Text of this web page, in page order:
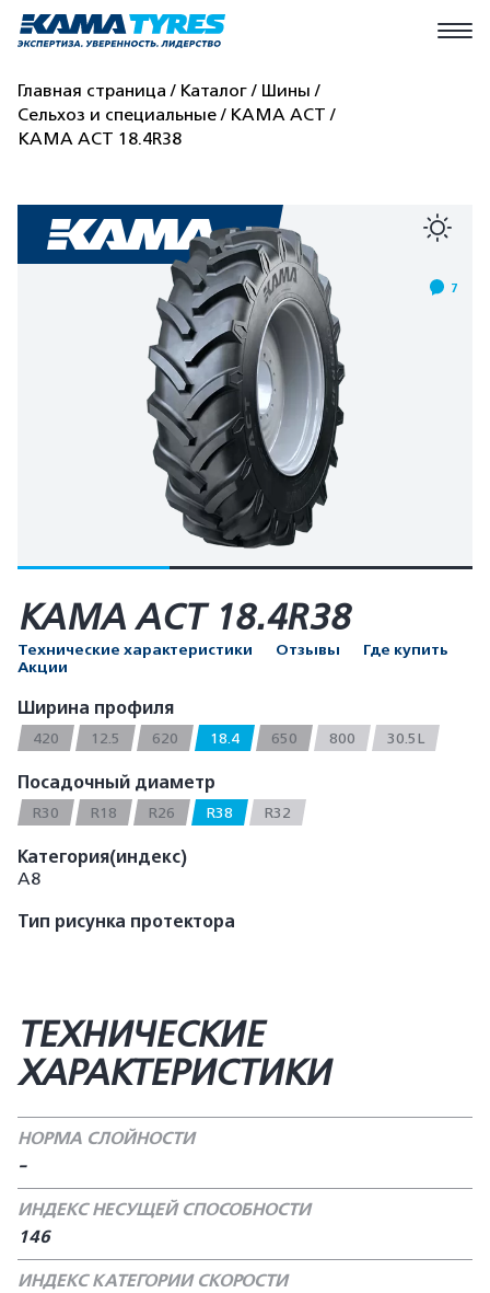
Главная страница Каталог
Шины
Сельхоз и специальные
КАМА AСT
КАМА AСT 18.4R38
7
КАМА AСT 18.4R38
Технические характеристики Отзывы
Где купить
Акции
Ширина профиля
420 12.5 620 18.4 650 800 30.5L
Посадочный диаметр
R30 R18 R26 R38 R32
Категория(индекс)
A8
Тип рисунка протектора
ТЕХНИЧЕСКИЕ
ХАРАКТЕРИСТИКИ
НОРМА СЛОЙНОСТИ
-
ИНДЕКС НЕСУЩЕЙ СПОСОБНОСТИ
146
ИНДЕКС КАТЕГОРИИ СКОРОСТИ